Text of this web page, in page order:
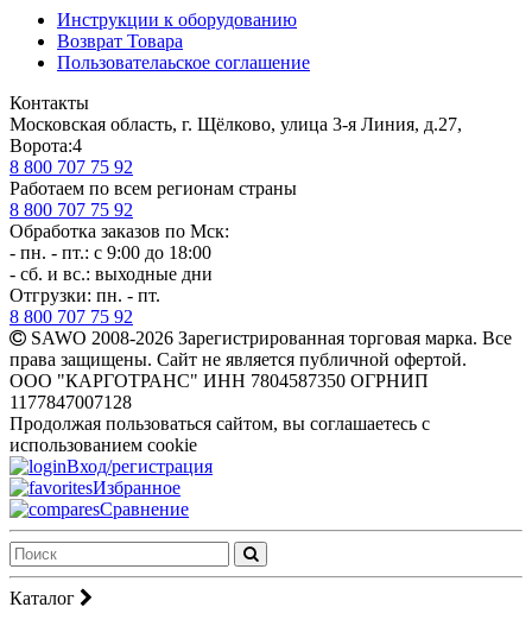
Инструкции к оборудованию
Возврат Товара
Пользователаьское соглашение
Контакты
Московская область, г. Щёлково, улица 3-я Линия, д.27,
Ворота:4
8 800 707 75 92
Работаем по всем регионам страны
8 800 707 75 92
Обработка заказов по Мск:
- пн. - пт.: с 9:00 до 18:00
- сб. и вс.: выходные дни
Отгрузки: пн. - пт.
8 800 707 75 92
SAWO 2008-2026 Зарегистрированная торговая марка. Все
права защищены. Сайт не является публичной офертой.
ООО "КАРГОТРАНС" ИНН 7804587350 ОГРНИП
1177847007128
Продолжая пользоваться сайтом, вы соглашаетесь с
использованием cookie
Вход/регистрация
Избранное
Сравнение
Каталог